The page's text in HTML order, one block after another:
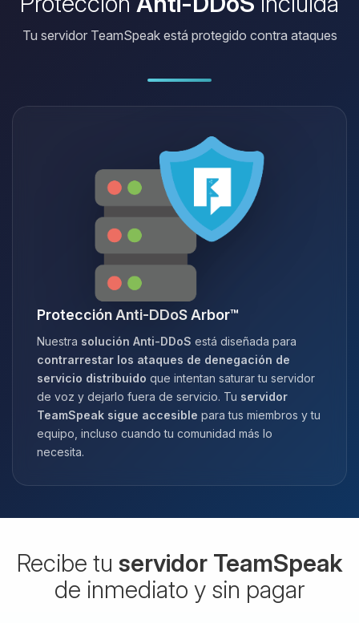
Tu servidor TeamSpeak está protegido contra ataques
Protección Anti-DDoS Arbor™
Nuestra solución Anti-DDoS está diseñada para
contrarrestar los ataques de denegación de
servicio distribuido que intentan saturar tu servidor
de voz y dejarlo fuera de servicio. Tu servidor
TeamSpeak sigue accesible para tus miembros y tu
equipo, incluso cuando tu comunidad más lo
necesita.
Recibe tu servidor TeamSpeak
de inmediato y sin pagar